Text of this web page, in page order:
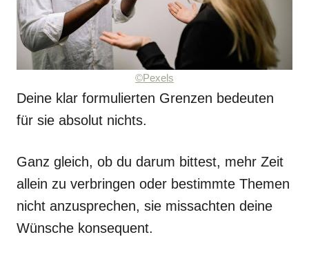
©Pexels
Deine klar formulierten Grenzen bedeuten
für sie absolut nichts.
Ganz gleich, ob du darum bittest, mehr Zeit
allein zu verbringen oder bestimmte Themen
nicht anzusprechen, sie missachten deine
Wünsche konsequent.